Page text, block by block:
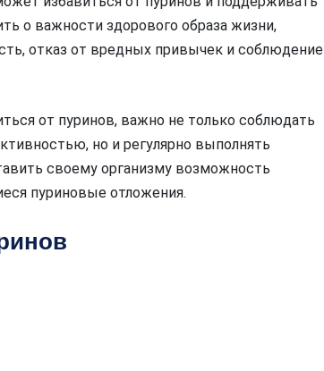
о важности здорового образа жизни,
отказ от вредных привычек и соблюдение
от пуринов, важно не только соблюдать
но и регулярно выполнять
своему организму возможность
пуриновые отложения.